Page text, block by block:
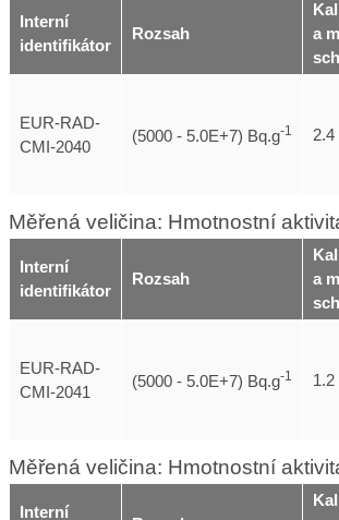
Interní
identifikátor
Rozsah
a
EUR-RAD-
CMI-2040
(5000 - 5.0E+7) Bq.g-1 2.4
Měřená veličina: Hmotnostní
Interní
identifikátor
Rozsah
a
EUR-RAD-
CMI-2041
(5000 - 5.0E+7) Bq.g-1 1.2
Měřená veličina: Hmotnostní
Interní